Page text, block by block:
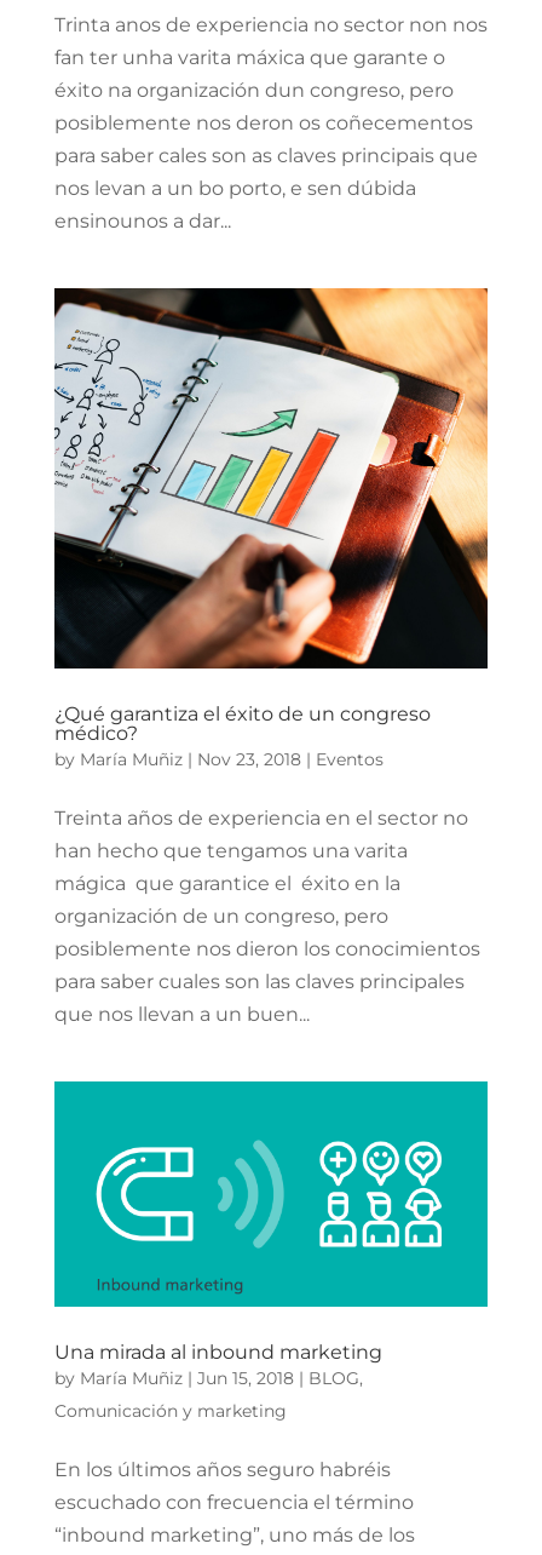
Trinta anos de experiencia no sector non nos
fan ter unha varita máxica que garante o
éxito na organización dun congreso, pero
posiblemente nos deron os coñecementos
para saber cales son as claves principais que
nos levan a un bo porto, e sen dúbida
ensinounos a dar...
¿Qué garantiza el éxito de un congreso
médico?
by María Muñiz| Nov 23, 2018| Eventos
Treinta años de experiencia en el sector no
han hecho que tengamos una varita
mágica que garantice el éxito en la
organización de un congreso, pero
posiblemente nos dieron los conocimientos
para saber cuales son las claves principales
que nos llevan a un buen...
Una mirada al inbound marketing
by María Muñiz| Jun 15, 2018| BLOG,
Comunicación y marketing
En los últimos años seguro habréis
escuchado con frecuencia el término
“inbound marketing”, uno más de los